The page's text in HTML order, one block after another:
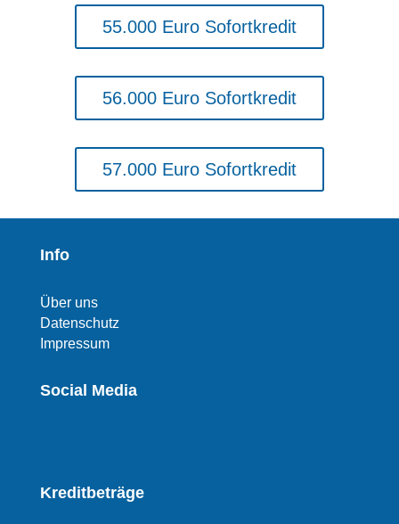
55.000 Euro Sofortkredit
56.000 Euro Sofortkredit
57.000 Euro Sofortkredit
Info
Über uns
Datenschutz
Impressum
Social Media
Kreditbeträge